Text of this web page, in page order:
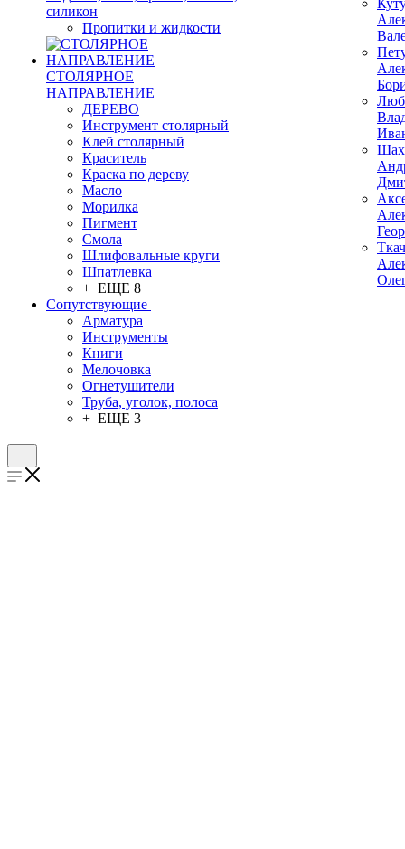
силикон
Пропитки и жидкости
СТОЛЯРНОЕ
НАПРАВЛЕНИЕ
ДЕРЕВО
Инструмент столярный
Клей столярный
Краситель
Краска по дереву
Масло
Морилка
Пигмент
Смола
Шлифовальные круги
Шпатлевка
+ ЕЩЕ 8
Сопутствующие
Арматура
Инструменты
Книги
Мелочовка
Огнетушители
Труба, уголок, полоса
+ ЕЩЕ 3